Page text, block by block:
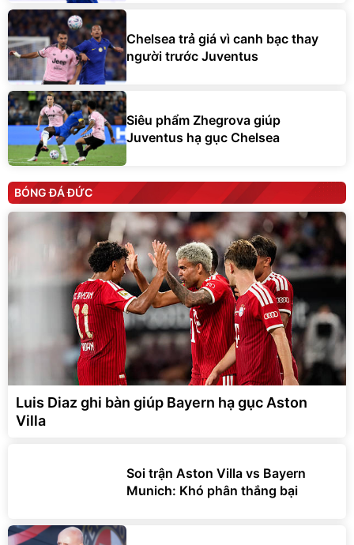
Chelsea trả giá vì canh bạc thay
người trước Juventus
Siêu phẩm Zhegrova giúp
Juventus hạ gục Chelsea
BÓNG ĐÁ ĐỨC
Luis Diaz ghi bàn giúp Bayern hạ gục Aston
Villa
Soi trận Aston Villa vs Bayern
Munich: Khó phân thắng bại